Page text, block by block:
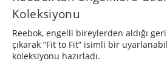
Koleksiyonu
Reebok, engelli bireylerden aldığı
çıkarak “Fit to Fit” isimli bir
koleksiyonu hazırladı.